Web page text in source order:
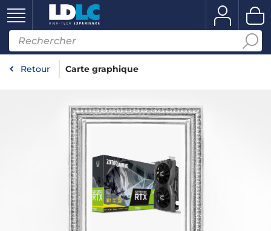
Retour Carte graphique